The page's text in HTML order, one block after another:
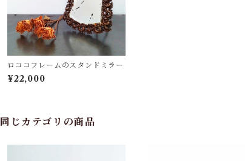
ロココフレームのスタンドミラー
¥22,000
同じカテゴリの商品